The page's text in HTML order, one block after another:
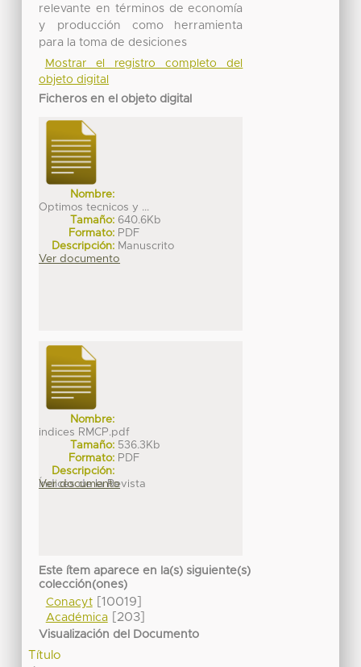
relevante en términos de economía
y producción como herramienta
para la toma de desiciones
Mostrar el registro completo del
objeto digital
Ficheros en el objeto digital
Nombre:
Optimos tecnicos y ...
Tamaño: 640.6Kb
Formato: PDF
Descripción: Manuscrito
Ver documento
Nombre:
indices RMCP.pdf
Tamaño: 536.3Kb
Formato: PDF
Descripción:
Índices de la Revista
Ver documento
Este ítem aparece en la(s) siguiente(s)
colección(ones)
Conacyt[10019]
Académica[203]
Visualización del Documento
Título